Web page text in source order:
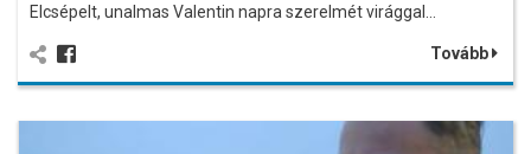
Elcsépelt, unalmas Valentin napra szerelmét virággal…
Tovább